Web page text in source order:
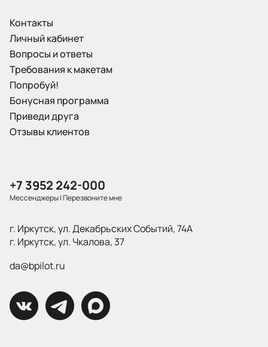
Контакты
Личный кабинет
Вопросы и ответы
Требования к макетам
Попробуй!
Бонусная программа
Приведи друга
Отзывы клиентов
+7 3952 242-000
Мессенджеры|Перезвоните мне
г. Иркутск, ул. Декабрьских Событий, 74А
г. Иркутск, ул. Чкалова, 37
da@bpilot.ru